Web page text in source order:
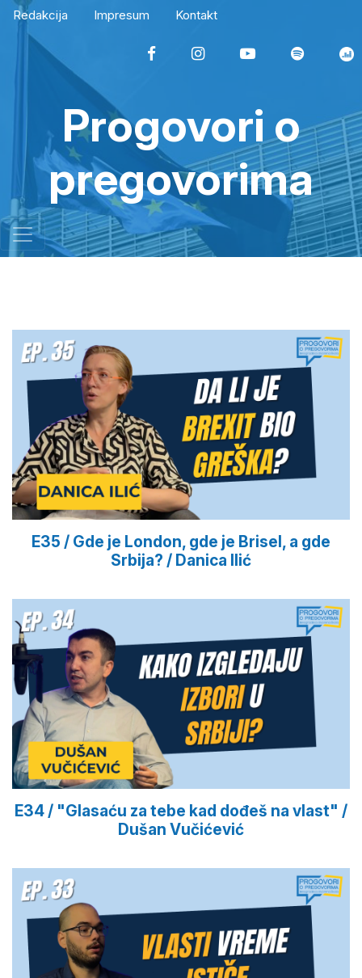
Redakcija Impresum Kontakt
Progovori o
pregovorima
E35 / Gde je London, gde je Brisel, a gde
Srbija? / Danica Ilić
E34 / "Glasaću za tebe kad dođeš na vlast" /
Dušan Vučićević